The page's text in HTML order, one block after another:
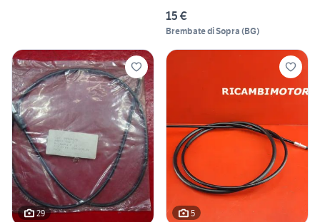
15 €
Brembate di Sopra (BG)
29 5